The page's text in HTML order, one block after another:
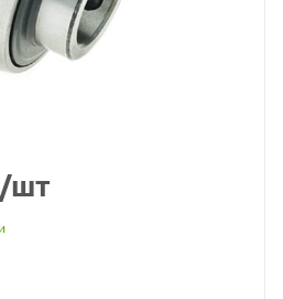
взят
https://
по
ссылке
/шт